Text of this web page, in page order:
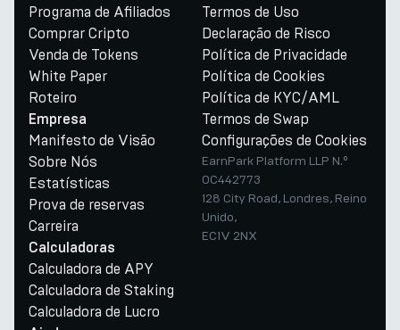
Programa de Afiliados
Comprar Cripto
Venda de Tokens
White Paper
Roteiro
Empresa
Manifesto de Visão
Sobre Nós
Estatísticas
Prova de reservas
Carreira
Calculadoras
Calculadora de APY
Calculadora de Staking
Calculadora de Lucro
Termos de Uso
Declaração de Risco
Política de Privacidade
Política de Cookies
Política de KYC/AML
Termos de Swap
Configurações de Cookies
EarnPark Platform LLP N.º
OC442773
128 City Road, Londres, Reino
Unido,
EC1V 2NX